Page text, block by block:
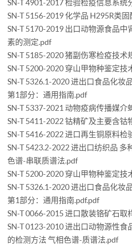
SN-T 4901-2017 检验检疫信息系统
SN-T 5156-2019 化学品 H295R类
SN-T 5170-2019 出口动物源食品中
素的测定.pdf
SN-T 5185-2020 猪副伤寒检疫技术
SN-T 5200-2020 穿山甲物种鉴定技
SN-T 5326.1-2020 进出口食品化妆
第1部分：通用指南.pdf
SN-T 5337-2021 动物疫病传播媒介
SN-T 5411-2022 钴精矿及主要含钴
SN-T 5416-2022 进口再生铜原料检
SN-T 5423.2-2022 进出口纺织品 多
色谱-串联质谱法.pdf
SN-T 5200-2020 穿山甲物种鉴定技
SN-T 5326.1-2020 进出口食品化妆
第1部分：通用指南.pdf.pdf
SN-T 0066-2015 进口散装铬矿石取
SN-T 0123-2010 进出口动物源性食
的检测方法 气相色谱-质谱法.pdf